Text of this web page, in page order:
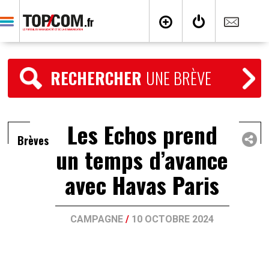
RECHERCHER UNE BRÈVE
Brèves Les Echos prend
un temps d’avance
avec Havas Paris
CAMPAGNE / 10 OCTOBRE 2024